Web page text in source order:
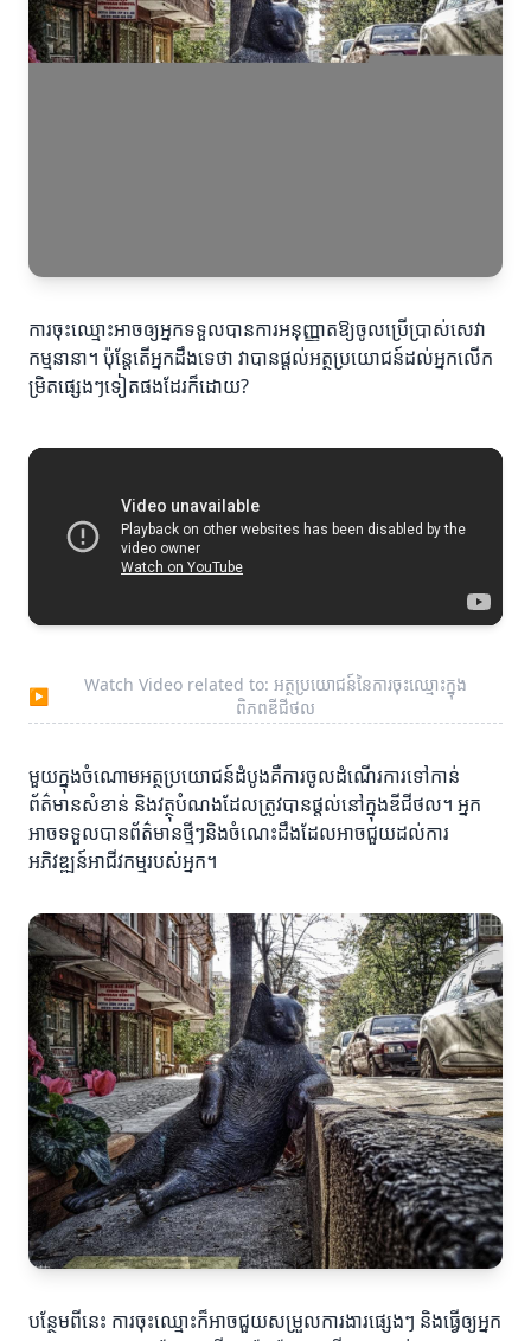
ការចុះឈ្មោះអាចឲ្យអ្នកទទួលបានការអនុញ្ញាតឱ្យចូលប្រើប្រាស់សេវា
កម្មនានា។ ប៉ុន្តែតើអ្នកដឹងទេថា វាបានផ្តល់អត្ថប្រយោជន៍ដល់អ្នកលើក
ម្រិតផ្សេងៗទៀតផងដែរក៏ដោយ?
▶
Watch Video related to: អត្ថប្រយោជន៍នៃការចុះឈ្មោះក្នុង
ពិភពឌីជីថល
មួយក្នុងចំណោមអត្ថប្រយោជន៍ដំបូងគឺការចូលដំណើរការទៅកាន់
ព័ត៌មានសំខាន់ និងវត្ថុបំណងដែលត្រូវបានផ្តល់នៅក្នុងឌីជីថល។ អ្នក
អាចទទួលបានព័ត៌មានថ្មីៗនិងចំណេះដឹងដែលអាចជួយដល់ការ
អភិវឌ្ឍន៍អាជីវកម្មរបស់អ្នក។
បន្ថែមពីនេះ ការចុះឈ្មោះក៏អាចជួយសម្រួលការងារផ្សេងៗ និងធ្វើឲ្យអ្នក